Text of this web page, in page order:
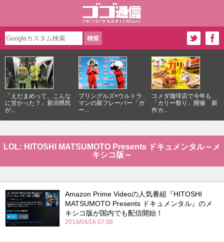
「えだまめって、こんな
に甘かった？」新潟県民
が...
プリングルズ×ウルトラ
マンの新フレーバー「ガ
ー...
コメダ珈琲店で今年も
「カリー祭り」開催 新
作カ...
LOL: HITOSHI MATSUMOTO Presents ドキュメンタル～メ
キシコ版～
Amazon Prime Videoの人気番組『HITOSHI
MATSUMOTO Presents ドキュメンタル』のメ
キシコ版が国内でも配信開始！
2019/04/16 07:08